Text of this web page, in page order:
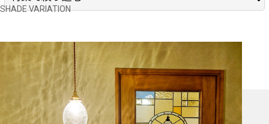
切子ランプ
ステンドグラス
丸型小さめ（125mm、138mm）
丸型 200mm